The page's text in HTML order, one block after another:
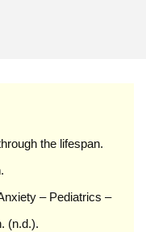
the lifespan.
– Pediatrics –
(n.d.).